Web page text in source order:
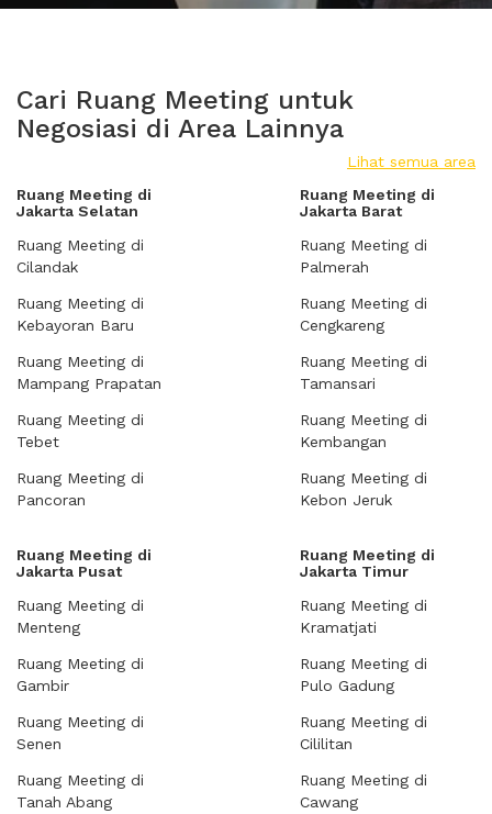
Cari Ruang Meeting untuk
Negosiasi di Area Lainnya
Lihat semua area
Ruang Meeting di
Jakarta Selatan
Ruang Meeting di
Cilandak
Ruang Meeting di
Kebayoran Baru
Ruang Meeting di
Mampang Prapatan
Ruang Meeting di
Tebet
Ruang Meeting di
Pancoran
Ruang Meeting di
Jakarta Barat
Ruang Meeting di
Palmerah
Ruang Meeting di
Cengkareng
Ruang Meeting di
Tamansari
Ruang Meeting di
Kembangan
Ruang Meeting di
Kebon Jeruk
Ruang Meeting di
Jakarta Pusat
Ruang Meeting di
Menteng
Ruang Meeting di
Gambir
Ruang Meeting di
Senen
Ruang Meeting di
Tanah Abang
Ruang Meeting di
Jakarta Timur
Ruang Meeting di
Kramatjati
Ruang Meeting di
Pulo Gadung
Ruang Meeting di
Cililitan
Ruang Meeting di
Cawang